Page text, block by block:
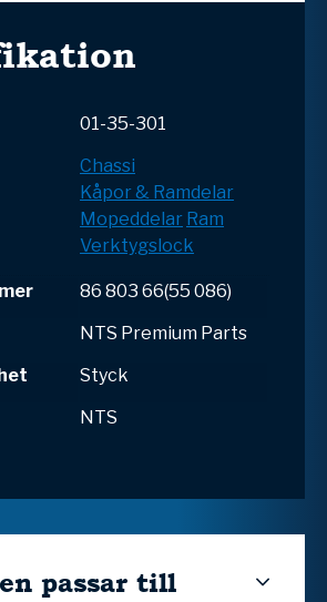
01-35-301
Chassi
Kåpor & Ramdelar
Mopeddelar Ram
Verktygslock
86 803 66(55 086)
NTS Premium Parts
Styck
NTS
passar till